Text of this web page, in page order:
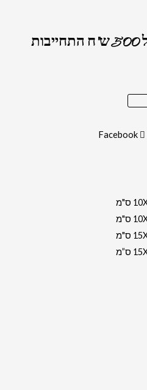
משלוח חינם בקנייה מעל 500 ש"ח התחייבות
Facebook